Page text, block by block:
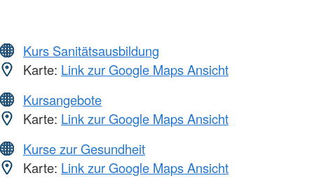
Kurs Sanitätsausbildung
Karte: Link zur Google Maps Ansicht
Kursangebote
Karte: Link zur Google Maps Ansicht
Kurse zur Gesundheit
Karte: Link zur Google Maps Ansicht